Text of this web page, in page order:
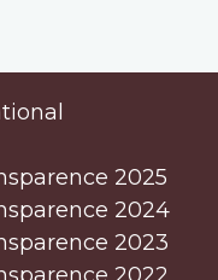
2025
2024
2023